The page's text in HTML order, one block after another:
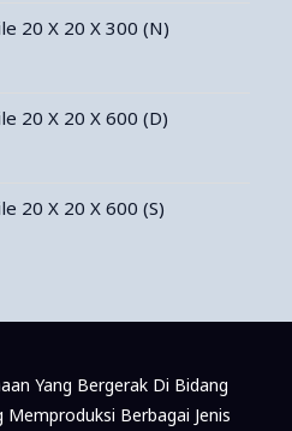
20 X 20 X 300 (N)
20 X 20 X 600 (D)
20 X 20 X 600 (S)
Yang Bergerak Di Bidang
Berbagai Jenis